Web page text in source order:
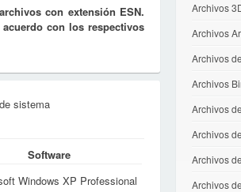
con extensión ESN.
con los respectivos
sistema
Software
Windows XP Professional
Archivos
Archivos
Archivos
Archivos
Archivos
Archivos
Archivos
Archivos